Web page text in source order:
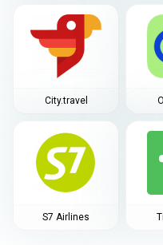
City.travel
S7 Airlines